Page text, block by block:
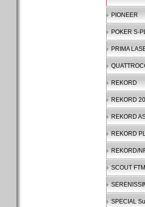
PIONEER
POKER S-
PRIMA
REKORD
REKORD
REKORD
REKORD
REKORD/
SCOUT
SPECIAL